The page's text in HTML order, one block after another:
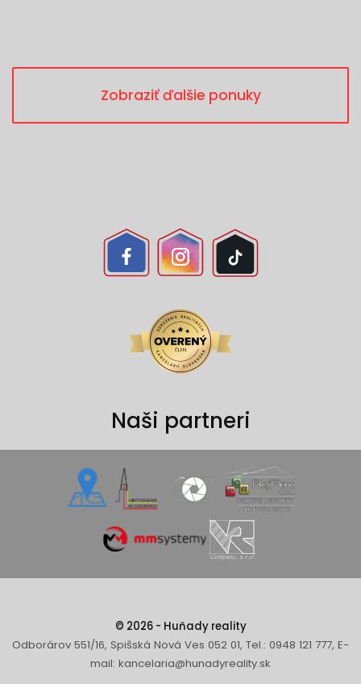
Zobraziť ďalšie ponuky
Naši partneri
© 2026 - Huňady reality
Odborárov 551/16, Spišská Nová Ves 052 01, Tel.: 0948 121 777, E-
mail: kancelaria@hunadyreality.sk